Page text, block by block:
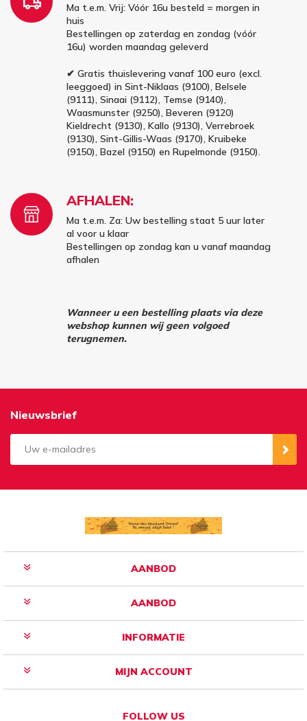
Ma t.e.m. Vrij: Vóór 16u besteld = morgen in
huis
Bestellingen op zaterdag en zondag (vóór
16u) worden maandag geleverd
✔ Gratis thuislevering vanaf 100 euro (excl.
leeggoed) in Sint-Niklaas (9100), Belsele
(9111), Sinaai (9112), Temse (9140),
Waasmunster (9250), Beveren (9120)
Kieldrecht (9130), Kallo (9130), Verrebroek
(9130), Sint-Gillis-Waas (9170), Kruibeke
(9150), Bazel (9150) en Rupelmonde (9150).
AFHALEN:
Ma t.e.m. Za: Uw bestelling staat 5 uur later
al voor u klaar
Bestellingen op zondag kan u vanaf maandag
afhalen
Wanneer u een bestelling plaats via deze
webshop kunnen wij geen volgoed
terugnemen.
Nieuwsbrief
AANBOD
AANBOD
INFORMATIE
MIJN ACCOUNT
FOLLOW US